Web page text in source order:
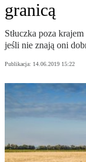
granicą
Stłuczka poza
jeśli nie znają oni
Publikacja: 14.06.2019 15:22